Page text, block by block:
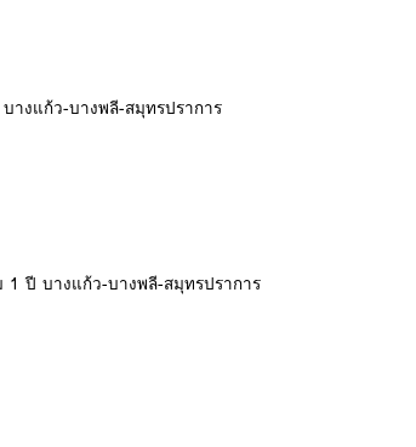
างแก้ว-บางพลี-สมุทรปราการ
1 ปี บางแก้ว-บางพลี-สมุทรปราการ